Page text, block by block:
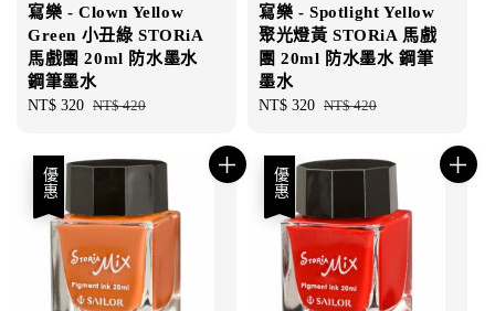
寫樂 - Clown Yellow
Green 小丑綠 STORiA
馬戲團 20ml 防水墨水
鋼筆墨水
Sale
NT$ 320 Regular
NT$ 420
寫樂 - Spotlight Yellow
聚光燈黃 STORiA 馬戲
團 20ml 防水墨水 鋼筆
墨水
Sale
NT$ 320 Regular
NT$ 420
優惠 優惠